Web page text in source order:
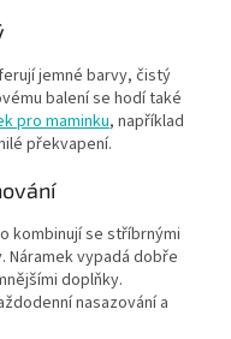
jemné barvy, čistý
balení se hodí také
pro maminku, například
překvapení.
kombinují se stříbrnými
Náramek vypadá dobře
doplňky.
nasazování a